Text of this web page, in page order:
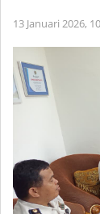
13 Januari 2026,